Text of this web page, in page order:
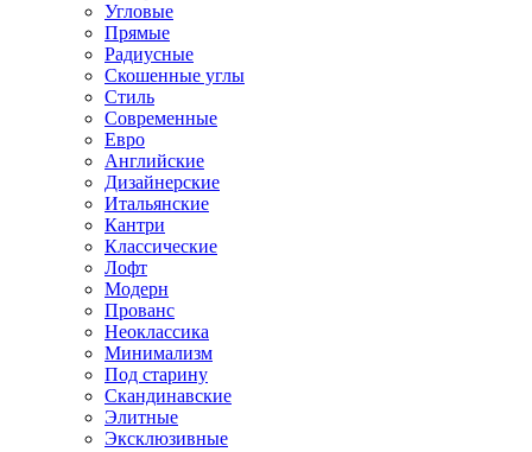
Угловые
Прямые
Радиусные
Скошенные углы
Стиль
Современные
Евро
Английские
Дизайнерские
Итальянские
Кантри
Классические
Лофт
Модерн
Прованс
Неоклассика
Минимализм
Под старину
Скандинавские
Элитные
Эксклюзивные